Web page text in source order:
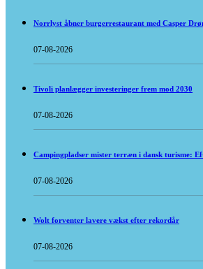
Norrlyst åbner burgerrestaurant med Casper
07-08-2026
Tivoli planlægger investeringer frem mod 2030
07-08-2026
Campingpladser mister terræn i dansk turisme:
07-08-2026
Wolt forventer lavere vækst efter rekordår
07-08-2026